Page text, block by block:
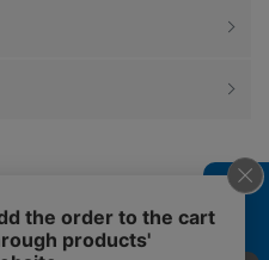
ットコム
み） 306609804230号
：平成27年11月19日
健所生活衛生課）